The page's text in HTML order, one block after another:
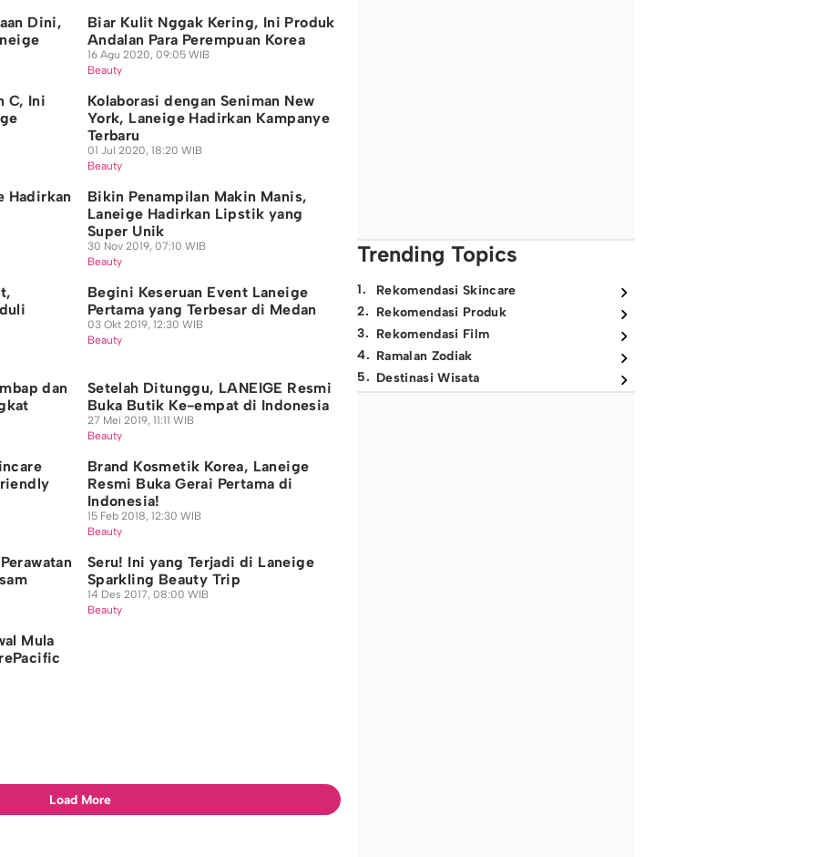
Dini,
Biar Kulit Nggak Kering, Ini Produk
Andalan Para Perempuan Korea
16 Agu 2020, 09:05 WIB
Beauty
C, Ini
Kolaborasi dengan Seniman New
York, Laneige Hadirkan Kampanye
Terbaru
01 Jul 2020, 18:20 WIB
Beauty
Hadirkan
Bikin Penampilan Makin Manis,
Laneige Hadirkan Lipstik yang
Super Unik
30 Nov 2019, 07:10 WIB
Beauty
Begini Keseruan Event Laneige
Pertama yang Terbesar di Medan
03 Okt 2019, 12:30 WIB
Beauty
dan
Setelah Ditunggu, LANEIGE Resmi
Buka Butik Ke-empat di Indonesia
27 Mei 2019, 11:11 WIB
Beauty
Brand Kosmetik Korea, Laneige
Resmi Buka Gerai Pertama di
Indonesia!
15 Feb 2018, 12:30 WIB
Beauty
Seru! Ini yang Terjadi di Laneige
Sparkling Beauty Trip
14 Des 2017, 08:00 WIB
Beauty
Mula
Load More
Trending Topics
1.
Rekomendasi Skincare
2. Rekomendasi Produk
3. Rekomendasi Film
4. Ramalan Zodiak
5. Destinasi Wisata